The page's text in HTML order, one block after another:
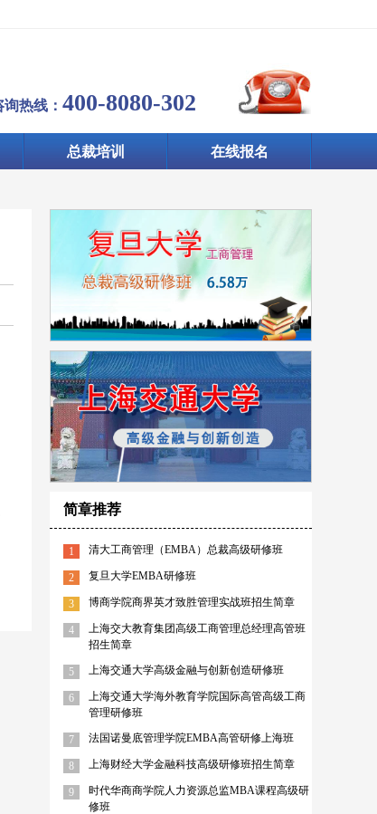
询热线： 400-8080-302
总裁培训 在线报名
简章推荐
1 清大工商管理（EMBA）总裁高级研修班
2 复旦大学EMBA研修班
3 博商学院商界英才致胜管理实战班招生简章
4
上海交大教育集团高级工商管理总经理高管班
招生简章
5 上海交通大学高级金融与创新创造研修班
6
上海交通大学海外教育学院国际高管高级工商
管理研修班
7 法国诺曼底管理学院EMBA高管研修上海班
8 上海财经大学金融科技高级研修班招生简章
9
时代华商商学院人力资源总监MBA课程高级研
修班